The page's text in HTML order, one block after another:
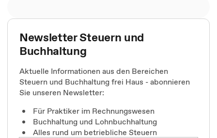
Newsletter Steuern und
Buchhaltung
Aktuelle Informationen aus den Bereichen
Steuern und Buchhaltung frei Haus - abonnieren
Sie unseren Newsletter:
Für Praktiker im Rechnungswesen
Buchhaltung und Lohnbuchhaltung
Alles rund um betriebliche Steuern